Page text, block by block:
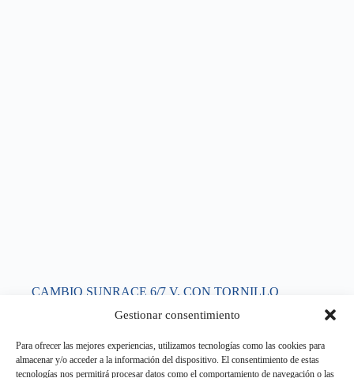
Gestionar consentimiento
Para ofrecer las mejores experiencias, utilizamos tecnologías como las cookies para
almacenar y/o acceder a la información del dispositivo. El consentimiento de estas
tecnologías nos permitirá procesar datos como el comportamiento de navegación o las
CAMBIO SUNRACE 6/7 V. CON TORNILLO
IVA incluido
Añadir al carrito